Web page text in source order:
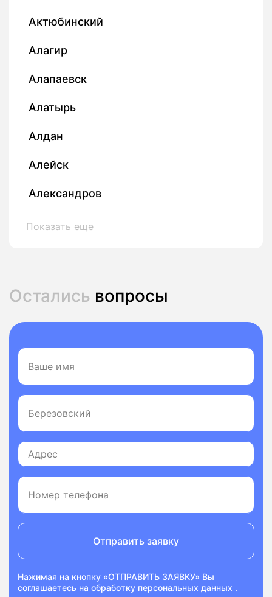
Актюбинский
Алагир
Алапаевск
Алатырь
Алдан
Алейск
Александров
Показать еще
Остались вопросы
Отправить заявку
Нажимая на кнопку «ОТПРАВИТЬ ЗАЯВКУ» Вы
соглашаетесь на обработку персональных данных .